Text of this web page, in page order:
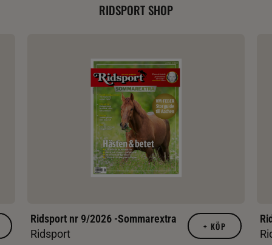
RIDSPORT SHOP
Ridsport nr 9/2026 -Sommarextra
Ridsport
+ KÖP